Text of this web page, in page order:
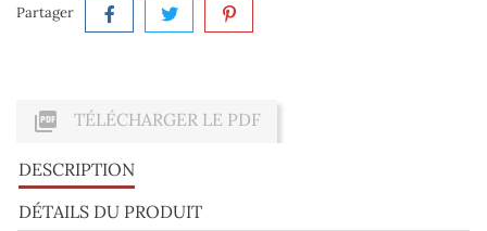
Partager
 TÉLÉCHARGER LE PDF
DESCRIPTION
DÉTAILS DU PRODUIT